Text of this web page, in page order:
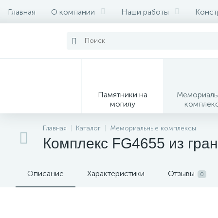
Главная О компании Наши работы
Памятники на
могилу
Главная Каталог Мемориальные комплексы
Комплекс FG4655 из
Описание Характеристики Отзывы 0